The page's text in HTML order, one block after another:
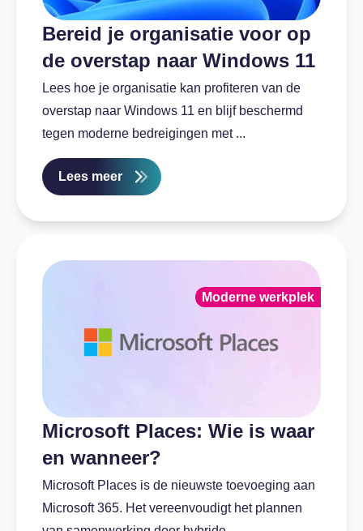
Bereid je organisatie voor op
de overstap naar Windows 11
Lees hoe je organisatie kan profiteren van de
overstap naar Windows 11 en blijf beschermd
tegen moderne bedreigingen met ...
Lees meer
Microsoft Places: Wie is waar
en wanneer?
Microsoft Places is de nieuwste toevoeging aan
Microsoft 365. Het vereenvoudigt het plannen
Moderne werkplek